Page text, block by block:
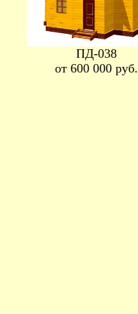
ПД-038
от 600 000 руб.